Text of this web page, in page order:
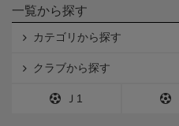
一覧から探す
カテゴリから探す
クラブから探す
Ｊ1